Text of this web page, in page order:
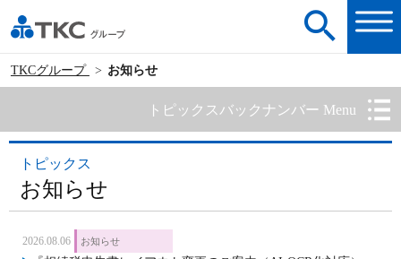
TKCグループ お知らせ
トピックスバックナンバー Menu
トピックス
お知らせ
2026.08.06 お知らせ